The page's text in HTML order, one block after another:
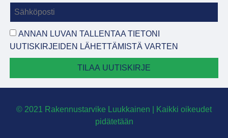
ANNAN LUVAN TALLENTAA TIETONI
UUTISKIRJEIDEN LÄHETTÄMISTÄ VARTEN
TILAA UUTISKIRJE
© 2021 Rakennustarvike Luukkainen | Kaikki oikeudet
pidätetään